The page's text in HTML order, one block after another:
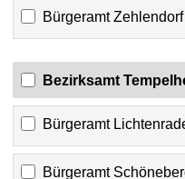
Bürgeramt Zehlendorf
Bezirksamt
Bürgeramt
Bürgeramt